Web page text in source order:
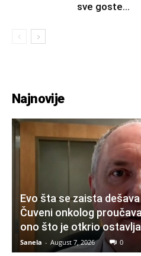
sve goste...
Najnovije
Evo šta se zaista
Čuveni onkolog
ono što je otkrio
Sanela - August 7, 2026 0